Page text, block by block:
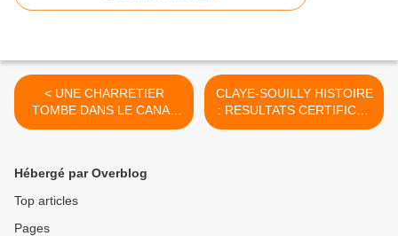
< UNE CHARRETIER
TOMBE DANS LE CANAL
DE L'OURCQ AU PONT DU
CLAYE-SOUILLY HISTOIRE
: RESULTATS CERTIFICAT
D'ETUDE 1940 >
Hébergé par Overblog
Top articles
Pages